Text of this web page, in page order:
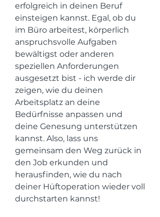
erfolgreich in deinen Beruf
einsteigen kannst. Egal, ob du
im Büro arbeitest, körperlich
anspruchsvolle Aufgaben
bewältigst oder anderen
speziellen Anforderungen
ausgesetzt bist - ich werde dir
zeigen, wie du deinen
Arbeitsplatz an deine
Bedürfnisse anpassen und
deine Genesung unterstützen
kannst. Also, lass uns
gemeinsam den Weg zurück in
den Job erkunden und
herausfinden, wie du nach
deiner Hüftoperation wieder voll
durchstarten kannst!